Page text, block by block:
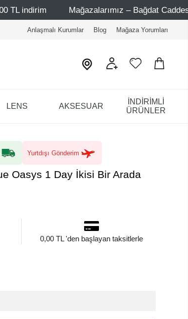
Mağazalarımız – Bağdat Caddesi 1 -
Anlaşmalı Kurumlar Blog Mağaza Yorumları
LENS AKSESUAR
İNDİRİMLİ
ÜRÜNLER
Yurtdışı Gönderim
Oasys 1 Day İkisi Bir Arada
0,00 TL 'den başlayan taksitlerle